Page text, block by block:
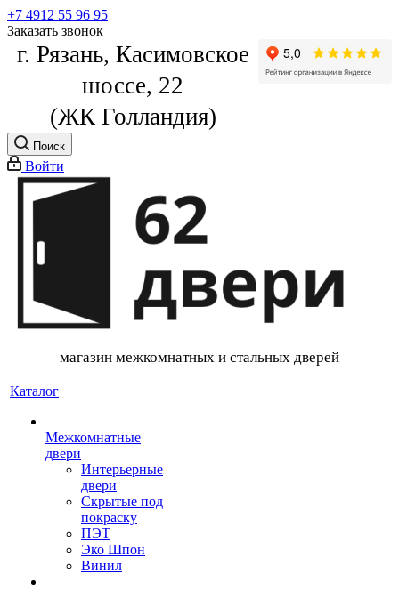
+7 4912 55 96 95
Заказать звонок
г. Рязань, Касимовское
шоссе, 22
(ЖК Голландия)
Поиск
Войти
магазин межкомнатных и стальных дверей
Каталог
Межкомнатные
двери
Интерьерные
двери
Скрытые под
покраску
ПЭТ
Эко Шпон
Винил